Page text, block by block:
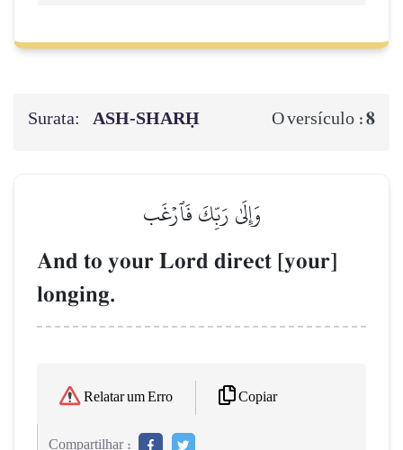
Surata: ASH-SHARḤ O versículo :8
وَإِلَىٰ رَبِّكَ فَٱرۡغَب
And to your Lord direct [your]
longing.
Relatar um Erro Copiar
Compartilhar :